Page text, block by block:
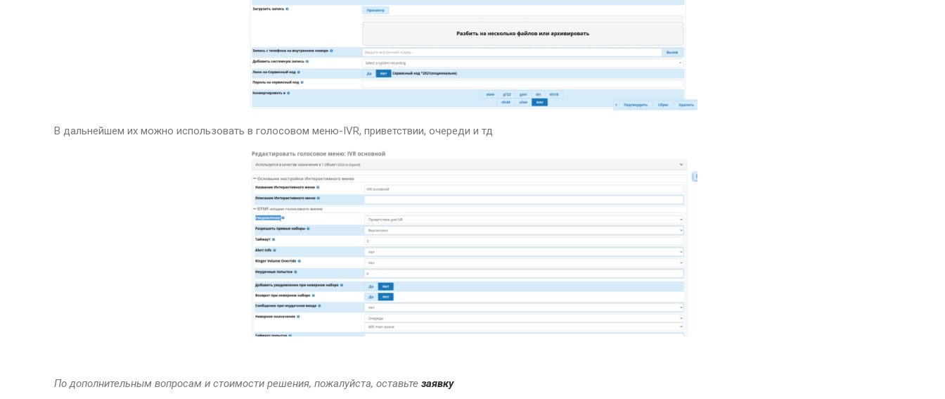
В дальнейшем их можно использовать в голосовом меню-IVR, приветствии, очереди и тд
По дополнительным вопросам и стоимости решения, пожалуйста, оставьте заявку